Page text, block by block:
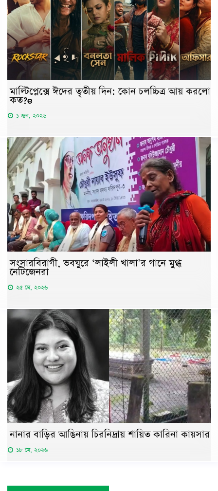
মাল্টিপ্লেক্সে ঈদের তৃতীয় দিন: কোন চলচ্চিত্র আয় করলো
কত?e
১ জুন, ২০২৬
সংসারবিরাগী, ভবঘুরে ‘লাইলী খালা’র গানে মুগ্ধ
নেটিজেনরা
২৫ মে, ২০২৬
নানার বাড়ির আঙিনায় চিরনিদ্রায় শায়িত কারিনা কায়সার
১৮ মে, ২০২৬